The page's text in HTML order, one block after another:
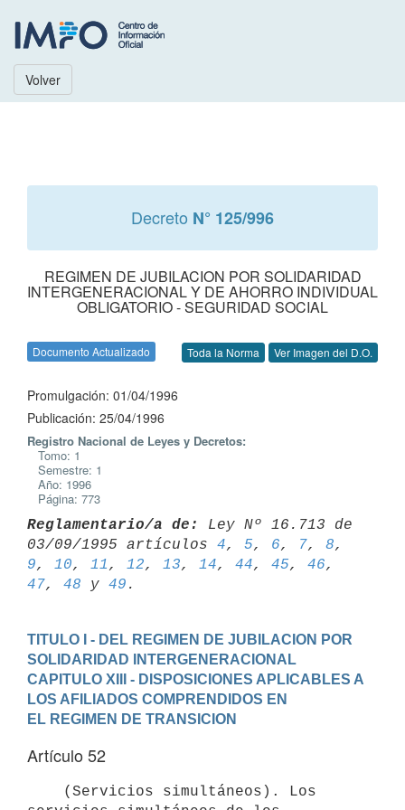
Volver
Decreto N° 125/996
REGIMEN DE JUBILACION POR SOLIDARIDAD
INTERGENERACIONAL Y DE AHORRO INDIVIDUAL
OBLIGATORIO - SEGURIDAD SOCIAL
Documento Actualizado Toda la Norma Ver Imagen del D.O.
Promulgación: 01/04/1996
Publicación: 25/04/1996
Registro Nacional de Leyes y Decretos:
Tomo: 1
Semestre: 1
Año: 1996
Página: 773
Reglamentario/a de:
Ley Nº 16.713 de
03/09/1995 artículos 4, 5, 6, 7, 8,
9, 10, 11 , 12, 13, 14, 44, 45, 46
47, 48 y 49
TITULO I - DEL REGIMEN DE JUBILACION POR
SOLIDARIDAD INTERGENERACIONAL
CAPITULO XIII - DISPOSICIONES APLICABLES A
LOS AFILIADOS COMPRENDIDOS EN
EL REGIMEN DE TRANSICION
Artículo 52